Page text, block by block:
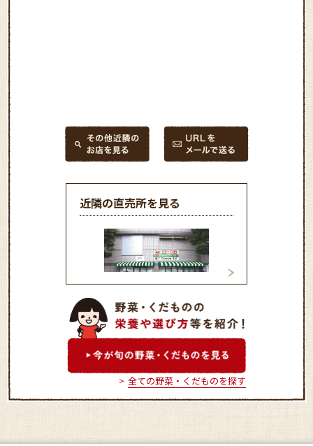
近隣の直売所を見る
和光農産物直売センター
（ふれあい畑）
ファ－マ－ズシ
ぐれ村」
全ての野菜・くだものを探す